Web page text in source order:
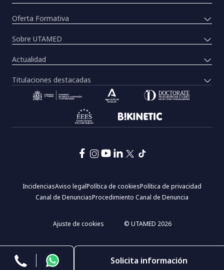
Solicita información
Oferta Formativa
Sobre UTAMED
Actualidad
Titulaciones destacadas
página:
IncidenciasAviso legalPolítica de cookiesPolítica de privacidad
Canal de DenunciasProcedimiento Canal de Denuncia
Ajuste de cookies © UTAMED 2026